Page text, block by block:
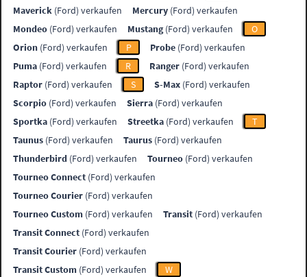
Maverick (Ford) verkaufen Mercury (Ford) verkaufen
Mondeo (Ford) verkaufen Mustang(Ford) verkaufen
O
Orion (Ford) verkaufen P Probe (Ford) verkaufen
Puma (Ford) verkaufen R Ranger (Ford) verkaufen
Raptor (Ford) verkaufen S S-Max (Ford) verkaufen
Scorpio (Ford) verkaufen Sierra (Ford) verkaufen
Sportka (Ford) verkaufen Streetka (Ford) verkaufen
T
Taunus (Ford) verkaufen Taurus (Ford) verkaufen
Thunderbird (Ford) verkaufen Tourneo (Ford) verkaufen
Tourneo Connect (Ford) verkaufen
Tourneo Courier (Ford) verkaufen
Tourneo Custom (Ford) verkaufen Transit (Ford) verkaufen
Transit Connect (Ford) verkaufen
Transit Courier (Ford) verkaufen
Transit Custom (Ford) verkaufen
W